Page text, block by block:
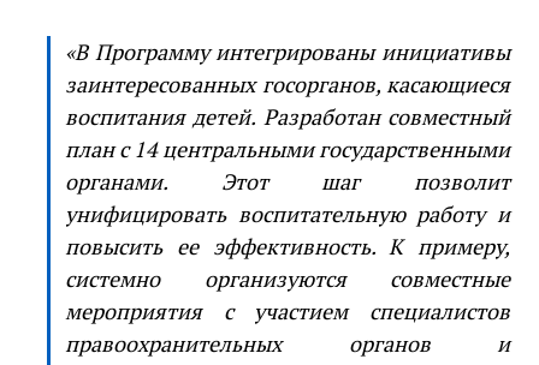
«В Программу интегрированы инициативы
заинтересованных госорганов, касающиеся
воспитания детей. Разработан совместный
план с 14 центральными государственными
органами. Этот шаг позволит
унифицировать воспитательную работу и
повысить ее эффективность. К примеру,
системно организуются совместные
мероприятия с участием специалистов
правоохранительных органов и